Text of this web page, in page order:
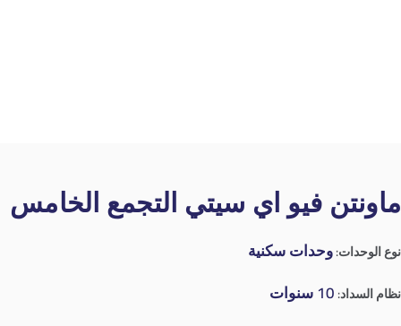
ماونتن فيو اي سيتي التجمع الخامس
نوع الوحدات:وحدات سكنية
نظام السداد:10 سنوات